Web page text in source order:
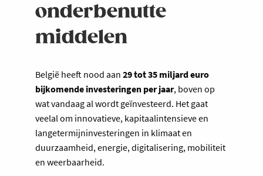
onderbenutte
middelen
België heeft nood aan 29 tot 35 miljard euro
bijkomende investeringen per jaar, boven op
wat vandaag al wordt geïnvesteerd. Het gaat
veelal om innovatieve, kapitaalintensieve en
langetermijninvesteringen in klimaat en
duurzaamheid, energie, digitalisering, mobiliteit
en weerbaarheid.